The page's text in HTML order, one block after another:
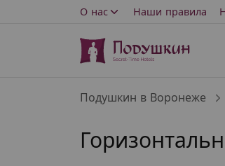
О нас Наши правила
Подушкин в Воронеже